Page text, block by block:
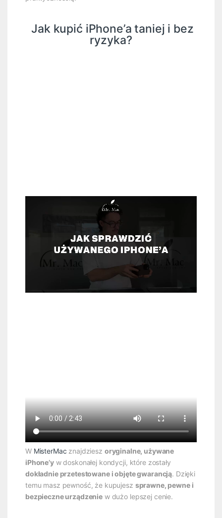
Jak kupić iPhone’a taniej i bez
ryzyka?
W MisterMac znajdziesz oryginalne, używane
iPhone’yw doskonałej kondycji, które zostały
dokładnie przetestowane i objęte gwarancją. Dzięki
temu masz pewność, że kupujesz sprawne, pewne i
bezpieczne urządzenie w dużo lepszej cenie.